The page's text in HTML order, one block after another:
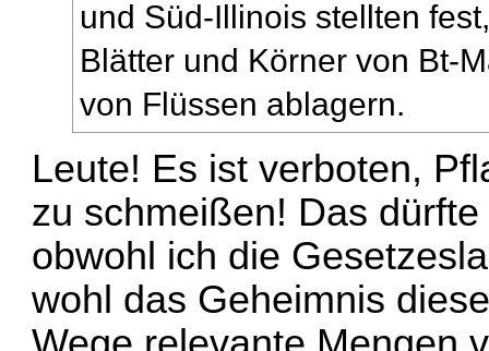
und Süd-Illinois stellten
Blätter und Körner von Bt-
von Flüssen ablagern.
Leute! Es ist verboten,
zu schmeißen! Das
obwohl ich die
wohl das Geheimnis